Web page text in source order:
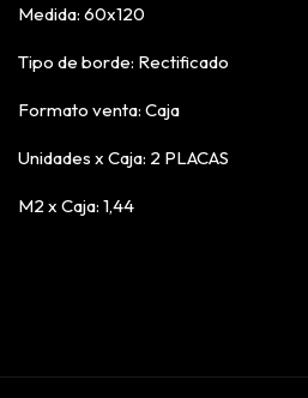
Medida: 60x120
Tipo de borde: Rectificado
Formato venta: Caja
Unidades x Caja: 2 PLACAS
M2 x Caja: 1,44